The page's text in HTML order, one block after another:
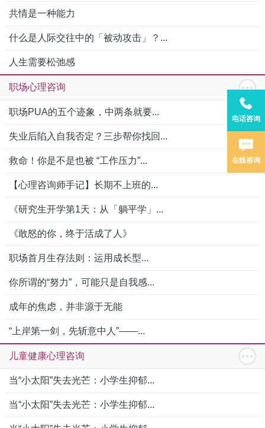
共情是一种能力
什么是人际交往中的「被动攻击」？...
人生需要松弛感
职场心理咨询
职场PUA的五个迹象，中两条就要...
失业后陷入自我否定？三步帮你找回...
救命！你是不是也被 “工作压力”...
【心理咨询师手记】长期不上班的...
《研究生开学第1天：从「躺平学」...
《敢怒的你，终于活成了人》
职场首月生存法则：运用成长型...
你所谓的“努力”，可能只是自我感...
成年的焦虑，并非源于无能
“上岸第一剑，先斩意中人”——...
儿童健康心理咨询
当“小太阳”失去光芒：小学生抑郁...
当“小太阳”失去光芒：小学生抑郁...
电话咨询
在线咨询